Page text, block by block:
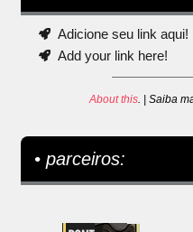
Adicione seu link aqui!
Add your link here!
About this. | Saiba
• parceiros: